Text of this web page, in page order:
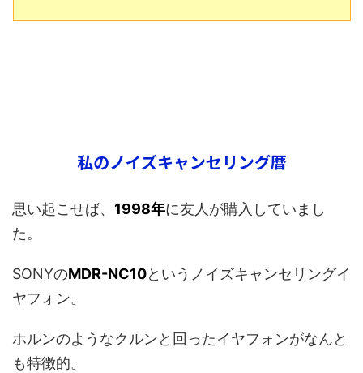
私のノイズキャンセリング暦
思い起こせば、 1998年に友人が購入していまし
た。
SONYのMDR-NC10というノイズキャンセリングイ
ヤフォン。
ホルンのようなクルンと回ったイヤフォンがなんと
も特徴的。